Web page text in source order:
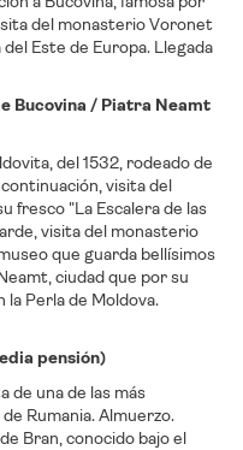
del monasterio Voronet
Este de Europa. Llegada
Bucovina / Piatra Neamt
del 1532, rodeado de
visita del
fresco "La Escalera de las
visita del monasterio
que guarda bellísimos
ciudad que por su
la Perla de Moldova.
pensión)
de una de las más
Rumania. Almuerzo.
Bran, conocido bajo el